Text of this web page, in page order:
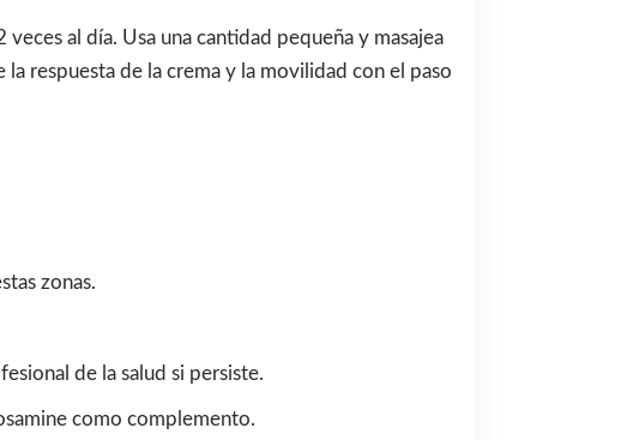
al día. Usa una cantidad pequeña y masajea
respuesta de la crema y la movilidad con el paso
zonas.
de la salud si persiste.
como complemento.